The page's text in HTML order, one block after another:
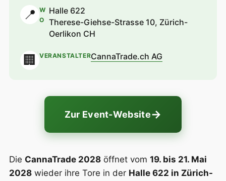
📍 W
O
Halle 622
Therese-Giehse-Strasse 10, Zürich-
Oerlikon CH
🏢 VERANSTALTERCannaTrade.ch AG
Zur Event-Website→
Die CannaTrade 2028 öffnet vom 19. bis 21. Mai
2028 wieder ihre Tore in der Halle 622 in Zürich-